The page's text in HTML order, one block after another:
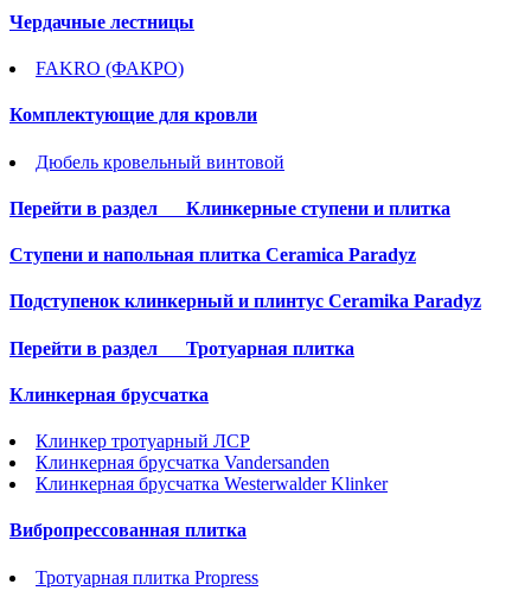
Чердачные лестницы
FAKRO (ФАКРО)
Комплектующие для кровли
Дюбель кровельный винтовой
Перейти в раздел Клинкерные ступени и плитка
Cтупени и напольная плитка Ceramica Paradyz
Подступенок клинкерный и плинтус Ceramika Paradyz
Перейти в раздел Тротуарная плитка
Клинкерная брусчатка
Клинкер тротуарный ЛСР
Клинкерная брусчатка Vandersanden
Клинкерная брусчатка Westerwalder Klinker
Вибропрессованная плитка
Тротуарная плитка Propress